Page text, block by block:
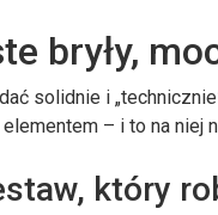
bryły,
solidnie i
– i to na niej
który